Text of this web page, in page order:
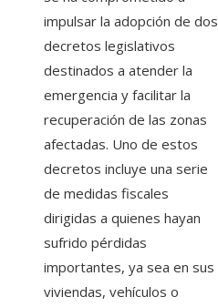
impulsar la adopción de dos
decretos legislativos
destinados a atender la
emergencia y facilitar la
recuperación de las zonas
afectadas. Uno de estos
decretos incluye una serie
de medidas fiscales
dirigidas a quienes hayan
sufrido pérdidas
importantes, ya sea en sus
viviendas, vehículos o